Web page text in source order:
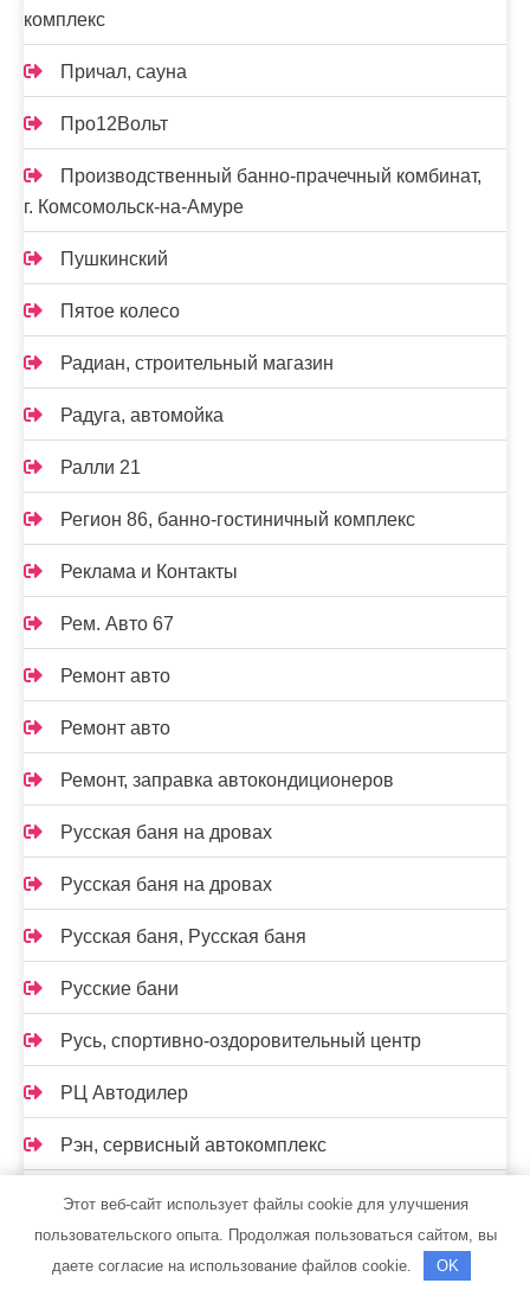
комплекс
Причал, сауна
Про12Вольт
Производственный банно-прачечный комбинат,
г. Комсомольск-на-Амуре
Пушкинский
Пятое колесо
Радиан, строительный магазин
Радуга, автомойка
Ралли 21
Регион 86, банно-гостиничный комплекс
Реклама и Контакты
Рем. Авто 67
Ремонт авто
Ремонт авто
Ремонт, заправка автокондиционеров
Русская баня на дровах
Русская баня на дровах
Русская баня, Русская баня
Русские бани
Русь, спортивно-оздоровительный центр
РЦ Автодилер
Рэн, сервисный автокомплекс
С легким паром, сауна
Самарская стекольная компания
Этот веб-сайт использует файлы cookie для улучшения
пользовательского опыта. Продолжая пользоваться сайтом, вы
даете согласие на использование файлов cookie.
OK